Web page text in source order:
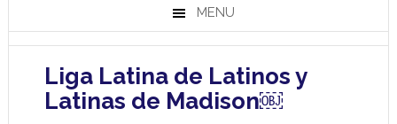
MENU
Liga Latina de Latinos y
Latinas de Madison￼